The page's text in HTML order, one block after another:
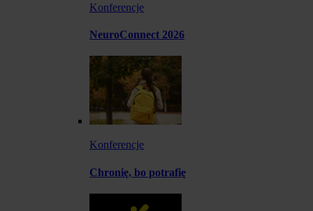
Konferencje
NeuroConnect 2026
Konferencje
Chronię, bo potrafię